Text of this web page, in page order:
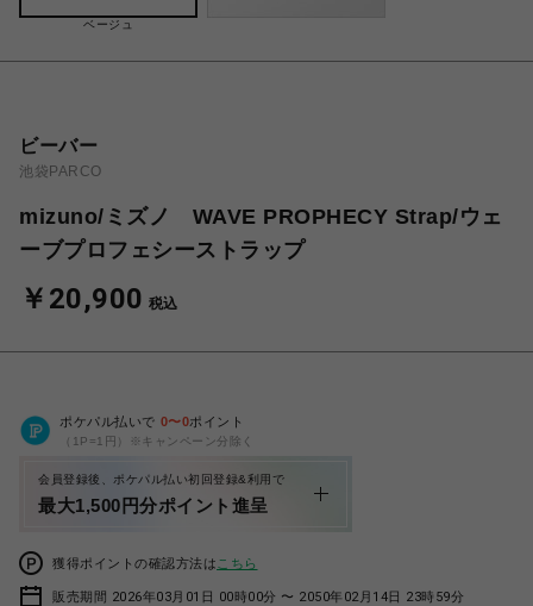
ベージュ
ビーバー
池袋PARCO
mizuno/ミズノ WAVE PROPHECY Strap/ウェ
ーブプロフェシーストラップ
￥20,900 税込
ポケパル払いで 0〜0ポイント
（1P=1円）※キャンペーン分除く
会員登録後、ポケパル払い初回登録&利用で
最大1,500円分ポイント進呈
獲得ポイントの確認方法は こちら
販売期間 2026年03月01日 00時00分 〜 2050年02月14日 23時59分